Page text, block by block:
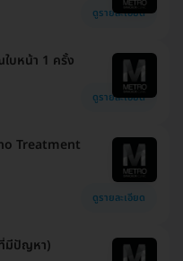
ดูรายละเอียด
บหน้า 1 ครั้ง
ดูรายละเอียด
Treatment
ดูรายละเอียด
มีปัญหา)